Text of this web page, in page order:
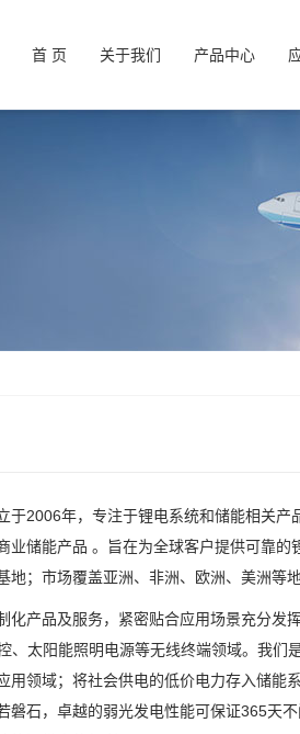
首 页 关于我们 产品中心
于2006年，专注于锂电系统和储能相关
业储能产品 。旨在为全球客户提供可靠
；市场覆盖亚洲、非洲、欧洲、美洲等
化产品及服务，紧密贴合应用场景充分
、太阳能照明电源等无线终端领域。我
用领域；将社会供电的低价电力存入储
磐石，卓越的弱光发电性能可保证365天